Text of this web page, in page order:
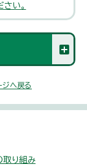
い。
ジへ戻る
取り組み